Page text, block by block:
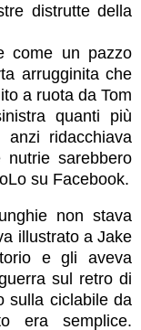
distrutte della
come un pazzo
arrugginita che
a ruota da Tom
quanti più
ridacchiava
nutrie sarebbero
su Facebook.
non stava
illustrato a Jake
e gli aveva
sul retro di
sulla ciclabile da
era semplice.